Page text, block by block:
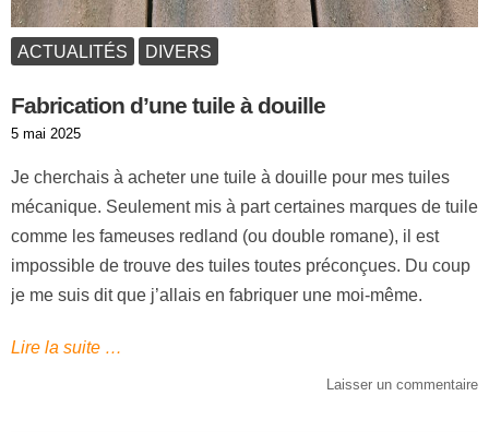
ACTUALITÉS DIVERS
Fabrication d’une tuile à douille
Publié
5 mai 2025
Je cherchais à acheter une tuile à douille pour mes tuiles
mécanique. Seulement mis à part certaines marques de tuile
comme les fameuses redland (ou double romane), il est
impossible de trouve des tuiles toutes préconçues. Du coup
je me suis dit que j’allais en fabriquer une moi-même.
Lire la suite …
Laisser un commentaire